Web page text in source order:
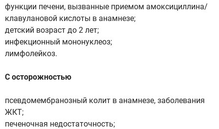
функции печени, вызванные приемом амоксициллина/
клавулановой кислоты в анамнезе;
детский возраст до 2 лет;
инфекционный мононуклеоз;
лимфолейкоз.
С осторожностью
псевдомембранозный колит в анамнезе, заболевания
ЖКТ;
печеночная недостаточность;